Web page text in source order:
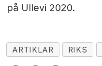
på Ullevi 2020.
ARTIKLAR RIKS